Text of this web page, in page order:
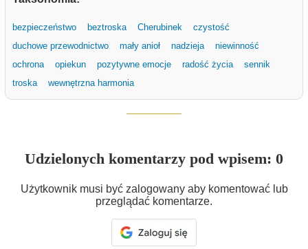
bezpieczeństwo beztroska Cherubinek
czystość
duchowe przewodnictwo
mały anioł nadzieja
niewinność
ochrona
opiekun pozytywne emocje radość życia
sennik
troska
wewnętrzna harmonia
Udzielonych komentarzy pod wpisem: 0
Użytkownik musi być zalogowany aby komentować lub
przeglądać komentarze.